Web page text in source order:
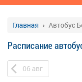
Главная Автобус
Расписание
06 авг